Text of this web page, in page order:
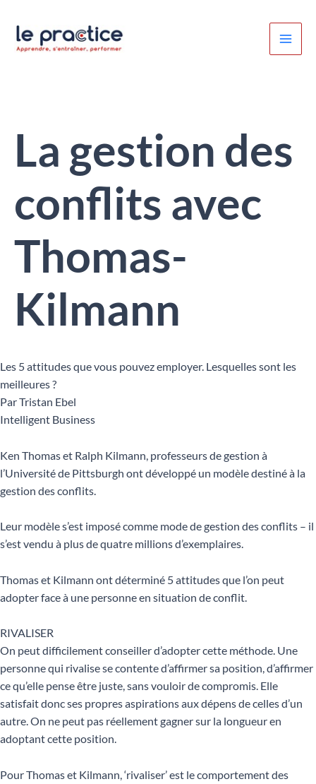
contenu
La gestion des
conflits avec
Thomas-
Kilmann
Les 5 attitudes que vous pouvez employer. Lesquelles sont les
meilleures ?
Par Tristan Ebel
Intelligent Business
Ken Thomas et Ralph Kilmann, professeurs de gestion à
l’Université de Pittsburgh ont développé un modèle destiné à la
gestion des conflits.
Leur modèle s’est imposé comme mode de gestion des conflits – il
s’est vendu à plus de quatre millions d’exemplaires.
Thomas et Kilmann ont déterminé 5 attitudes que l’on peut
adopter face à une personne en situation de conflit.
RIVALISER
On peut difficilement conseiller d’adopter cette méthode. Une
personne qui rivalise se contente d’affirmer sa position, d’affirmer
ce qu’elle pense être juste, sans vouloir de compromis. Elle
satisfait donc ses propres aspirations aux dépens de celles d’un
autre. On ne peut pas réellement gagner sur la longueur en
adoptant cette position.
Pour Thomas et Kilmann, ‘rivaliser’ est le comportement des